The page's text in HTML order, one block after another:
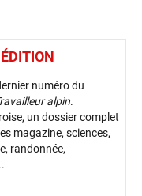
numéro du
alpin.
un dossier complet
magazine, sciences,
randonnée,